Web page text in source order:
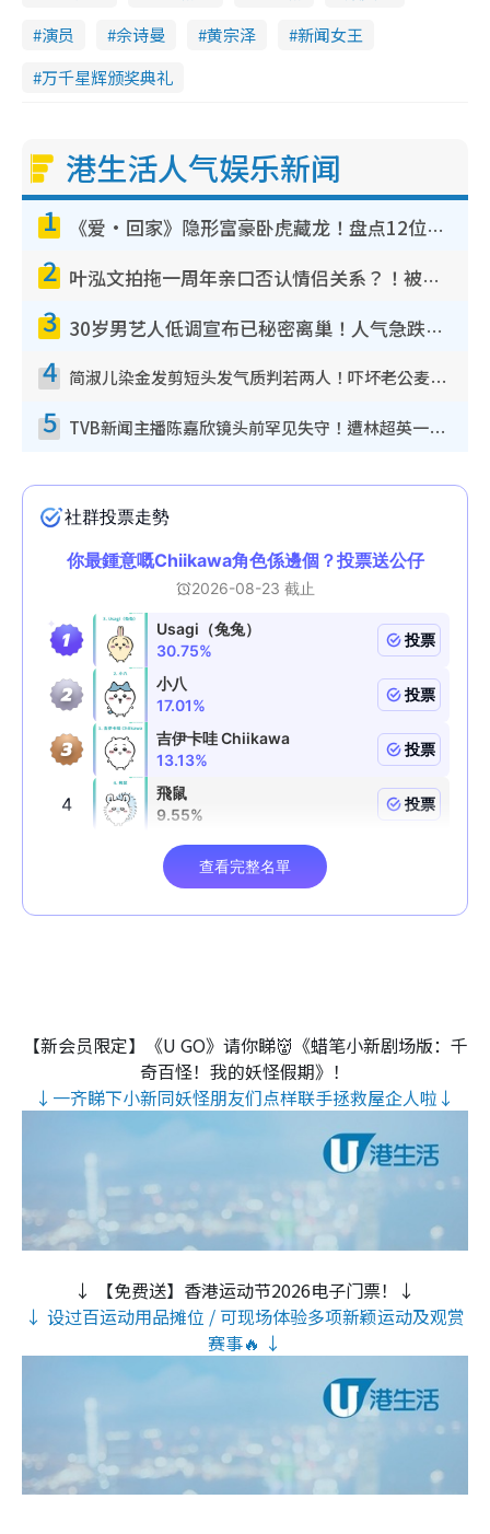
演员
佘诗曼 黄宗泽
新闻女王
万千星辉颁奖典礼
港生活人气娱乐新闻
1 《爱·回家》隐形富豪卧虎藏龙！盘点12位财气逼人的有钱艺人：这位美女3亿身家不愁做
2 叶泓文拍拖一周年亲口否认情侣关系？！被质疑感情造假竟称GM“普通同事”
3 30岁男艺人低调宣布已秘密离巢！人气急跌变失踪人口：“这几年过得并不容易”
4 简淑儿染金发剪短头发气质判若两人！吓坏老公麦大力都认不出：“你做什么？”
5 TVB新闻主播陈嘉欣镜头前罕见失守！遭林超英一句话突袭吓坏当场大笑
【新会员限定】《U GO》请你睇👹《蜡笔小新剧场版：千
奇百怪！我的妖怪假期》！
↓一齐睇下小新同妖怪朋友们点样联手拯救屋企人啦↓
↓ 【免费送】香港运动节2026电子门票！↓
↓ 设过百运动用品摊位 / 可现场体验多项新颖运动及观赏
赛事🔥 ↓